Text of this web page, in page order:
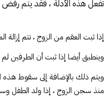
تفعل هذه الأدلة ، فقد يتم
إذا ثبت العقم من الزوج ، تتم إزالة
وينطبق أيضا إذا ثبت أن الطرفين لم
ويتم ذلك بالإضافة إلى سقوط
منذ سجن الزوج ، إذا ولد الطفل